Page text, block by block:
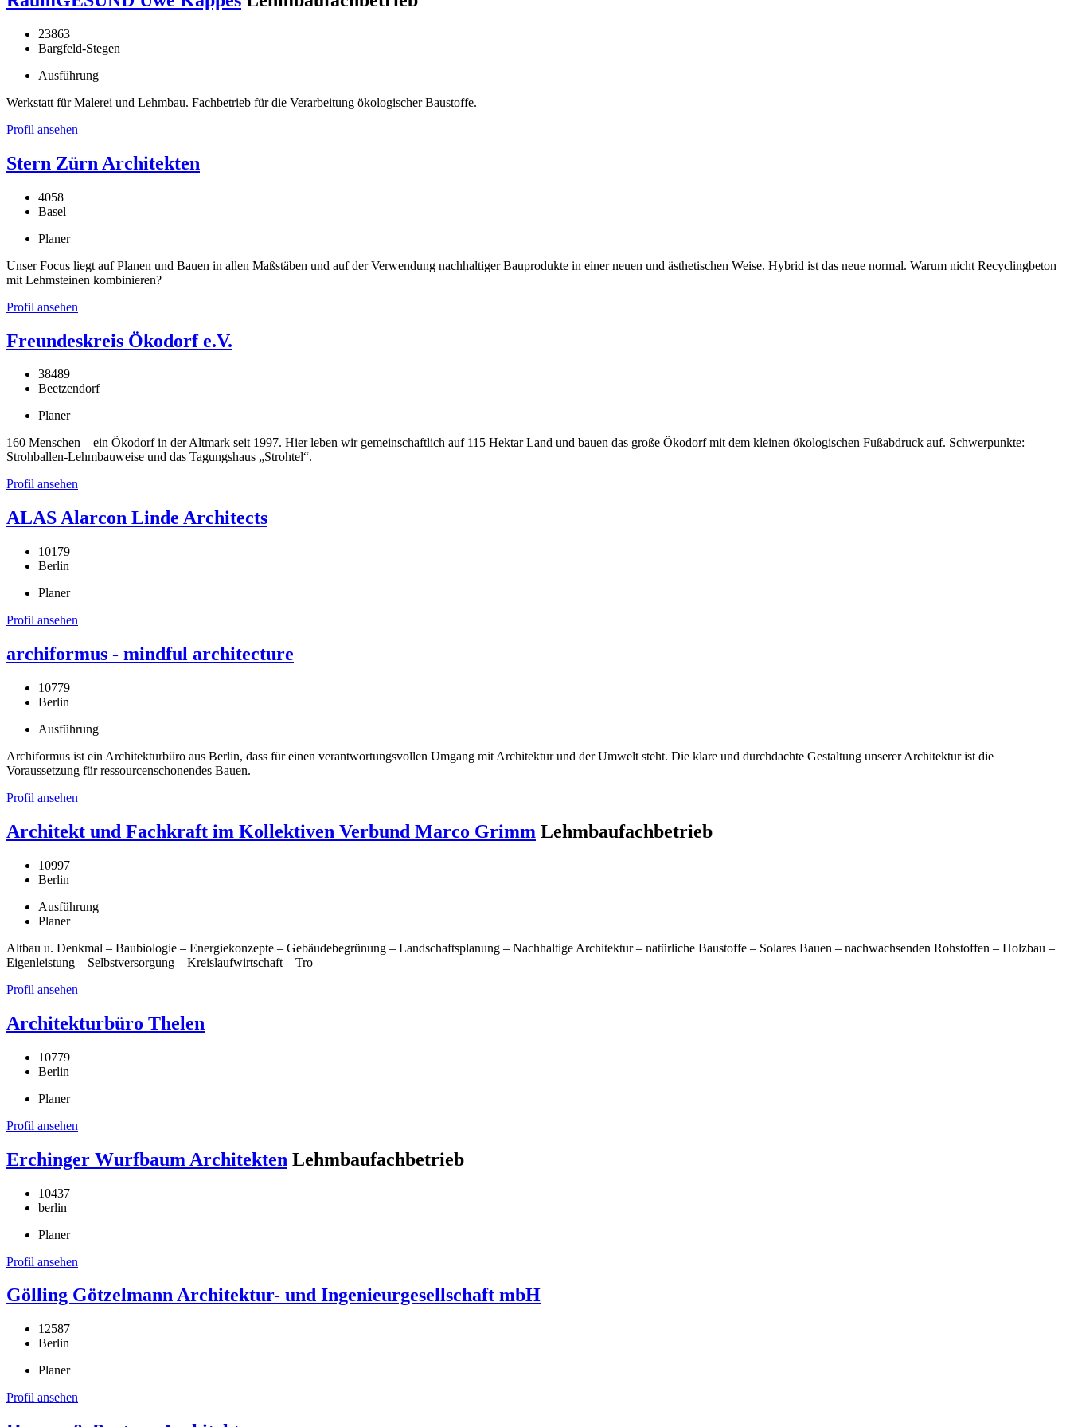
23863
Bargfeld-Stegen
Ausführung
Werkstatt für Malerei und Lehmbau. Fachbetrieb für die Verarbeitung ökologischer Baustoffe.
Profil ansehen
Stern Zürn Architekten
4058
Basel
Planer
Unser Focus liegt auf Planen und Bauen in allen Maßstäben und auf der Verwendung nachhaltiger Bauprodukte in einer neuen und ästhetischen Weise. Hybrid ist das neue normal. Warum nicht Recyclingbeton
mit Lehmsteinen kombinieren?
Profil ansehen
Freundeskreis Ökodorf e.V.
38489
Beetzendorf
Planer
160 Menschen – ein Ökodorf in der Altmark seit 1997. Hier leben wir gemeinschaftlich auf 115 Hektar Land und bauen das große Ökodorf mit dem kleinen ökologischen Fußabdruck auf. Schwerpunkte:
Strohballen-Lehmbauweise und das Tagungshaus „Strohtel“.
Profil ansehen
ALAS Alarcon Linde Architects
10179
Berlin
Planer
Profil ansehen
archiformus - mindful architecture
10779
Berlin
Ausführung
Archiformus ist ein Architekturbüro aus Berlin, dass für einen verantwortungsvollen Umgang mit Architektur und der Umwelt steht. Die klare und durchdachte Gestaltung unserer Architektur ist die
Voraussetzung für ressourcenschonendes Bauen.
Profil ansehen
Architekt und Fachkraft im Kollektiven Verbund Marco Grimm Lehmbaufachbetrieb
10997
Berlin
Ausführung
Planer
Altbau u. Denkmal – Baubiologie – Energiekonzepte – Gebäudebegrünung – Landschaftsplanung – Nachhaltige Architektur – natürliche Baustoffe – Solares Bauen – nachwachsenden Rohstoffen – Holzbau –
Eigenleistung – Selbstversorgung – Kreislaufwirtschaft – Tro
Profil ansehen
Architekturbüro Thelen
10779
Berlin
Planer
Profil ansehen
Erchinger Wurfbaum Architekten Lehmbaufachbetrieb
10437
berlin
Planer
Profil ansehen
Gölling Götzelmann Architektur- und Ingenieurgesellschaft mbH
12587
Berlin
Planer
Profil ansehen